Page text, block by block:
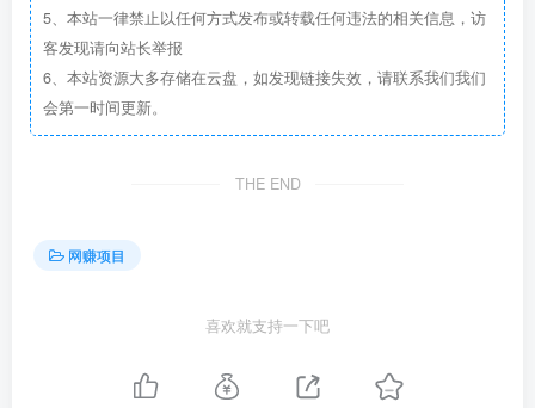
5、本站一律禁止以任何方式发布或转载任何违法的相关信息，访
客发现请向站长举报
6、本站资源大多存储在云盘，如发现链接失效，请联系我们我们
会第一时间更新。
THE END
网赚项目
喜欢就支持一下吧